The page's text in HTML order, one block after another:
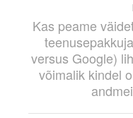
Kas peame
versus Google)
võimalik kindel